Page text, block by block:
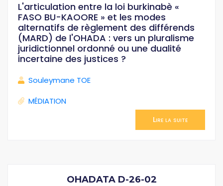
L'articulation entre la loi burkinabè «
FASO BU-KAOORE » et les modes
alternatifs de règlement des différends
(MARD) de l'OHADA : vers un pluralisme
juridictionnel ordonné ou une dualité
incertaine des justices ?
Souleymane TOE
MÉDIATION
Lire la suite
OHADATA D-26-02